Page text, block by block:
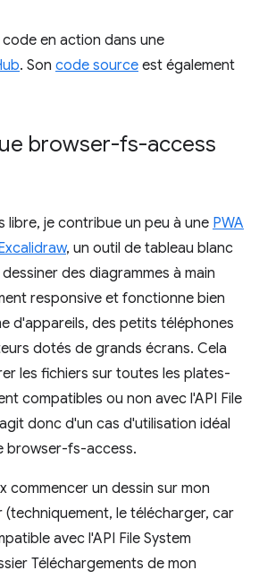
en action dans une
. Son code source est également
browser-fs-access
libre, je contribue un peu à une PWA
, un outil de tableau blanc
des diagrammes à main
responsive et fonctionne bien
d'appareils, des petits téléphones
dotés de grands écrans. Cela
les fichiers sur toutes les plates-
compatibles ou non avec l'API File
donc d'un cas d'utilisation idéal
browser-fs-access.
commencer un dessin sur mon
(techniquement, le télécharger, car
avec l'API File System
Téléchargements de mon